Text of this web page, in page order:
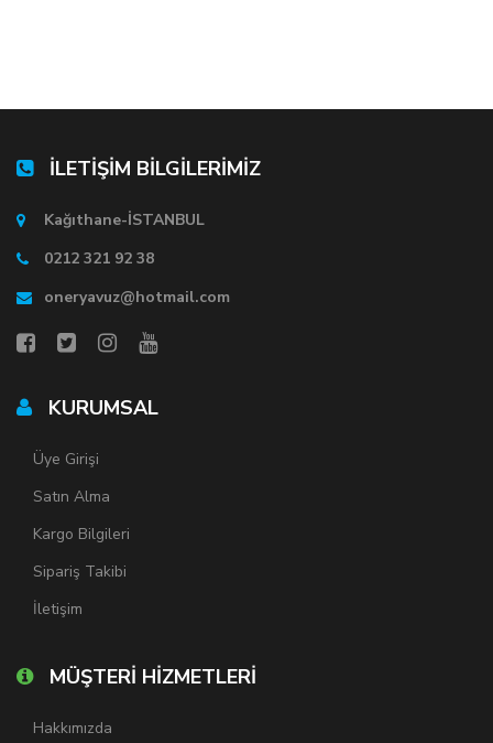
İLETİŞİM BİLGİLERİMİZ
Kağıthane-İSTANBUL
0212 321 92 38
oneryavuz@hotmail.com
KURUMSAL
Üye Girişi
Satın Alma
Kargo Bilgileri
Sipariş Takibi
İletişim
MÜŞTERİ HİZMETLERİ
Hakkımızda